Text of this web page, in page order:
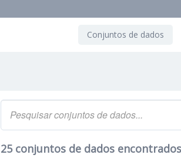
Conjuntos de dados
25 conjuntos de dados encontrados